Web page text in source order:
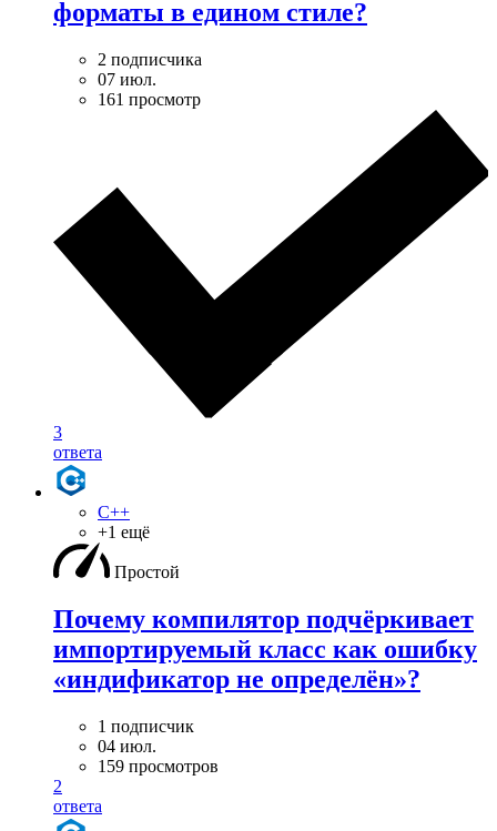
форматы в едином стиле?
2 подписчика
07 июл.
161 просмотр
3
ответа
C++
+1 ещё
Простой
Почему компилятор подчёркивает
импортируемый класс как ошибку
«индификатор не определён»?
1 подписчик
04 июл.
159 просмотров
2
ответа